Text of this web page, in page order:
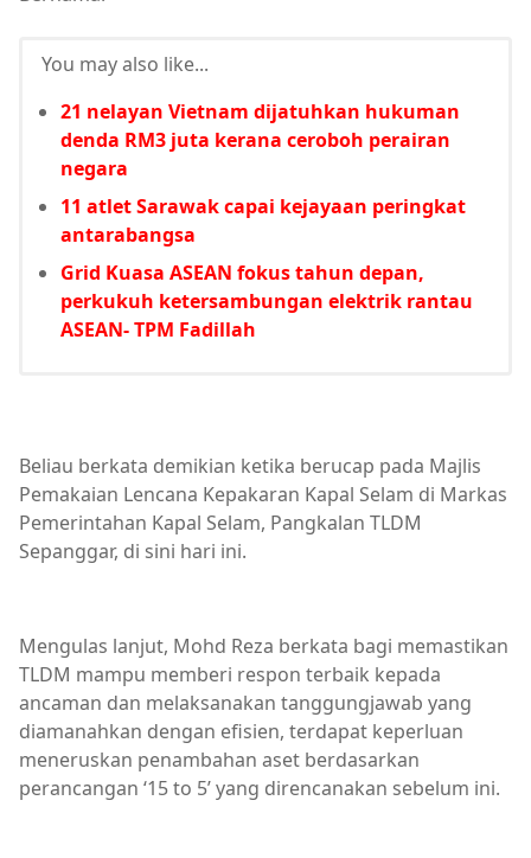
You may also like...
21 nelayan Vietnam dijatuhkan hukuman
denda RM3 juta kerana ceroboh perairan
negara
11 atlet Sarawak capai kejayaan peringkat
antarabangsa
Grid Kuasa ASEAN fokus tahun depan,
perkukuh ketersambungan elektrik rantau
ASEAN- TPM Fadillah
Beliau berkata demikian ketika berucap pada Majlis
Pemakaian Lencana Kepakaran Kapal Selam di Markas
Pemerintahan Kapal Selam, Pangkalan TLDM
Sepanggar, di sini hari ini.
Mengulas lanjut, Mohd Reza berkata bagi memastikan
TLDM mampu memberi respon terbaik kepada
ancaman dan melaksanakan tanggungjawab yang
diamanahkan dengan efisien, terdapat keperluan
meneruskan penambahan aset berdasarkan
perancangan ‘15 to 5’ yang direncanakan sebelum ini.